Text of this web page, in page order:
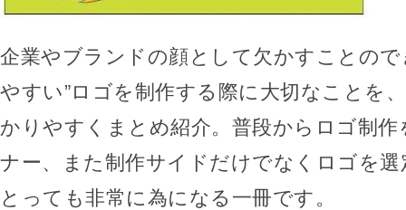
企業やブランドの顔として欠かすことので
やすい”ロゴを制作する際に大切なことを
かりやすくまとめ紹介。普段からロゴ制
ナー、また制作サイドだけでなくロゴを
とっても非常に為になる一冊です。